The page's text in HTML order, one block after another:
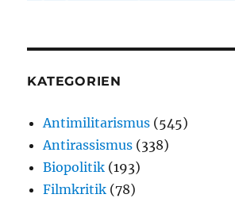
KATEGORIEN
Antimilitarismus (545)
Antirassismus (338)
Biopolitik (193)
Filmkritik (78)